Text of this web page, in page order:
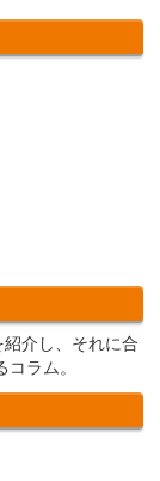
介し、それに合
ラム。